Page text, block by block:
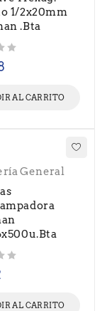
1/2x20mm
.Bta
AL CARRITO
General
AL CARRITO